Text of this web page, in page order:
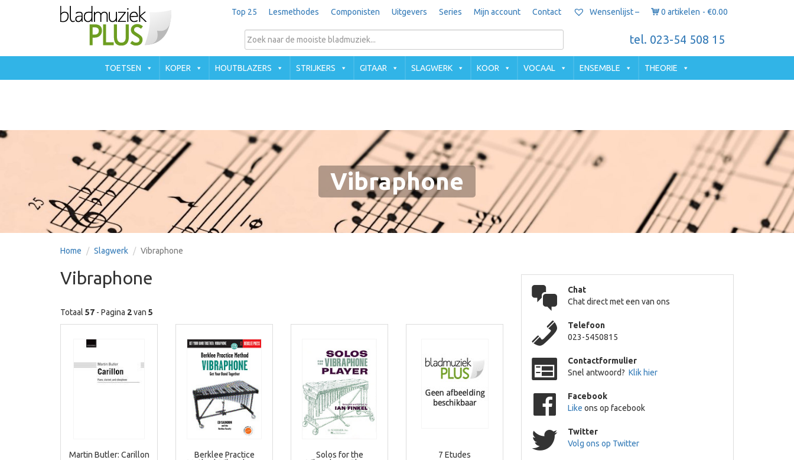
Top 25 Lesmethodes Componisten Uitgevers Series Mijn account Contact Wensenlijst – 0 artikelen €0.00
tel. 023-54 508 15
TOETSEN KOPER HOUTBLAZERS STRIJKERS GITAAR SLAGWERK KOOR VOCAAL ENSEMBLE THEORIE
Vibraphone
Home Slagwerk Vibraphone
Vibraphone
Totaal 57 - Pagina 2van 5
Martin Butler: Carillon
Berklee Practice
Solos for the
7 Etudes
Chat
Chat direct met een van ons
Telefoon
023-5450815
Contactformulier
Snel antwoord? Klik hier
Facebook
Like ons op facebook
Twitter
Volg ons op Twitter